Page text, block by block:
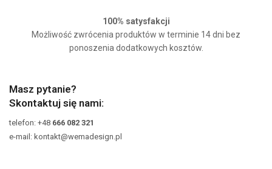
100% satysfakcji
Możliwość zwrócenia produktów w terminie 14 dni bez
ponoszenia dodatkowych kosztów.
Masz pytanie?
Skontaktuj się nami:
telefon: +48 666 082 321
e-mail: kontakt@wemadesign.pl